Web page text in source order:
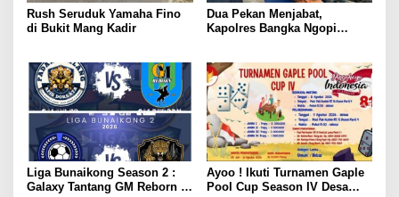
Rush Seruduk Yamaha Fino
di Bukit Mang Kadir
Dua Pekan Menjabat,
Kapolres Bangka Ngopi
Liga Bunaikong Season 2 :
Galaxy Tantang GM Reborn di
Ayoo ! Ikuti Turnamen Gaple
Pool Cup Season IV Desa